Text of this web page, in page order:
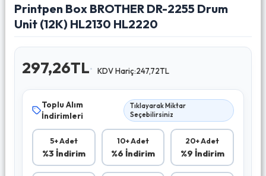
Printpen Box BROTHER DR-2255 Drum
Unit (12K) HL2130 HL2220
297,26TL KDV Hariç:247,72TL
Toplu Alım
İndirimleri
Tıklayarak Miktar
Seçebilirsiniz
5+ Adet
%3 İndirim
10+ Adet
%6 İndirim
20+ Adet
%9 İndirim